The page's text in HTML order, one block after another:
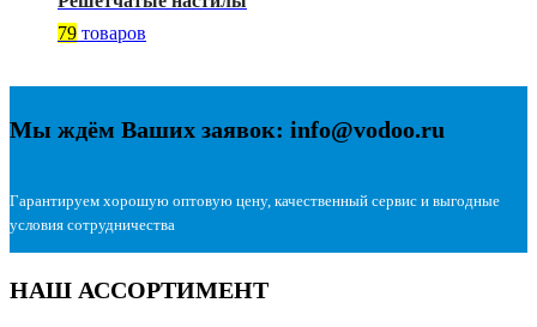
79 товаров
Мы ждём Ваших заявок: info@vodoo.ru
Гарантируем хорошую оптовую цену, качественный сервис и выгодные
условия сотрудничества
НАШ АССОРТИМЕНТ